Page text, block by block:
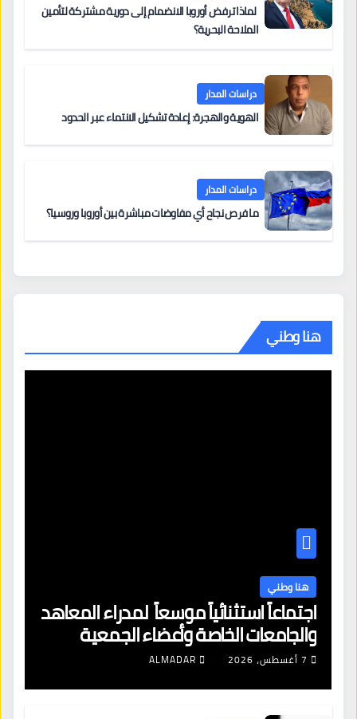
لماذا ترفض أوروبا الانضمام إلى دورية مشتركة لتأمين
الملاحة البحرية؟
دراسات المدار
الهوية والهجرة: إعادة تشكيل الانتماء عبر الحدود
دراسات المدار
ما فرص نجاح أي مفاوضات مباشرة بين أوروبا وروسيا؟
هنا وطني
هنا وطني
اجتماعاً استثنائياً موسعاً لمدراء المعاهد
والجامعات الخاصة وأعضاء الجمعية
العمومية للنقابة العامة لمؤسسات
التعليم والتدريب الخاص في ليبيا
7 أغسطس، 2026 ALMADAR